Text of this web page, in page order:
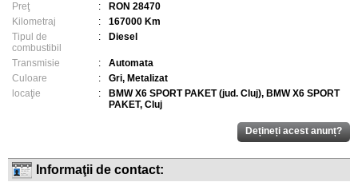
Preţ
:
RON 28470
Kilometraj
:
167000 Km
Tipul de
combustibil
: Diesel
Transmisie :
Automata
Culoare
:
Gri, Metalizat
locaţie
:
BMW X6 SPORT PAKET (jud. Cluj), BMW X6 SPORT
PAKET, Cluj
Informaţii de contact: